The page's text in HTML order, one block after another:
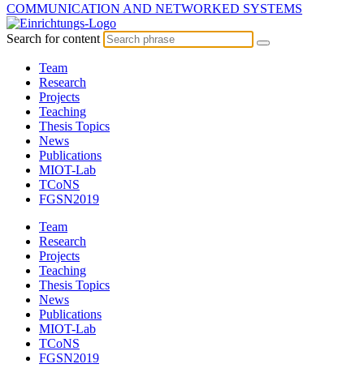
COMMUNICATION AND NETWORKED SYSTEMS
Search for content
Team
Research
Projects
Teaching
Thesis Topics
News
Publications
MIOT-Lab
TCoNS
FGSN2019
Team
Research
Projects
Teaching
Thesis Topics
News
Publications
MIOT-Lab
TCoNS
FGSN2019